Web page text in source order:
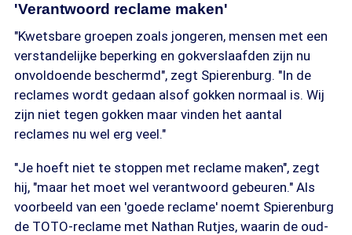
'Verantwoord reclame maken'
"Kwetsbare groepen zoals jongeren, mensen met een
verstandelijke beperking en gokverslaafden zijn nu
onvoldoende beschermd", zegt Spierenburg. "In de
reclames wordt gedaan alsof gokken normaal is. Wij
zijn niet tegen gokken maar vinden het aantal
reclames nu wel erg veel."
"Je hoeft niet te stoppen met reclame maken", zegt
hij, "maar het moet wel verantwoord gebeuren." Als
voorbeeld van een 'goede reclame' noemt Spierenburg
de TOTO-reclame met Nathan Rutjes, waarin de oud-